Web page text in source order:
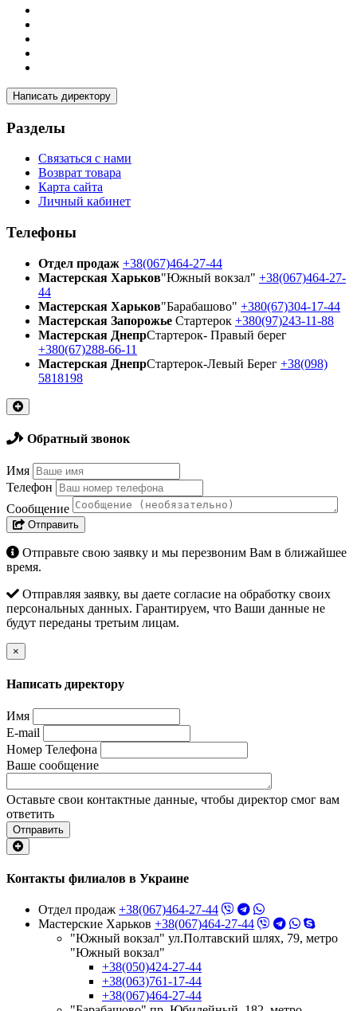
Написать директору
Разделы
Связаться с нами
Возврат товара
Карта сайта
Личный кабинет
Телефоны
Отдел продаж +38(067)464-27-44
Мастерская Харьков"Южный вокзал" +38(067)464-27-
44
Мастерская Харьков"Барабашово" +380(67)304-17-44
Мастерская Запорожье Стартерок +380(97)243-11-88
Мастерская ДнепрСтартерок- Правый берег
+380(67)288-66-11
Мастерская ДнепрСтартерок-Левый Берег +38(098)
5818198
Обратный звонок
Имя
Телефон
Сообщение
Отправить
Отправьте свою заявку и мы перезвоним Вам в ближайшее
время.
Отправляя заявку, вы даете согласие на обработку своих
персональных данных. Гарантируем, что Ваши данные не
будут переданы третьим лицам.
×
Написать директору
Имя
E-mail
Номер Телефона
Ваше сообщение
Оставьте свои контактные данные, чтобы директор смог вам
ответить
Отправить
Контакты филиалов в Украине
Отдел продаж +38(067)464-27-44
Мастерские Харьков +38(067)464-27-44
"Южный вокзал" ул.Полтавский шлях, 79, метро
"Южный вокзал"
+38(050)424-27-44
+38(063)761-17-44
+38(067)464-27-44